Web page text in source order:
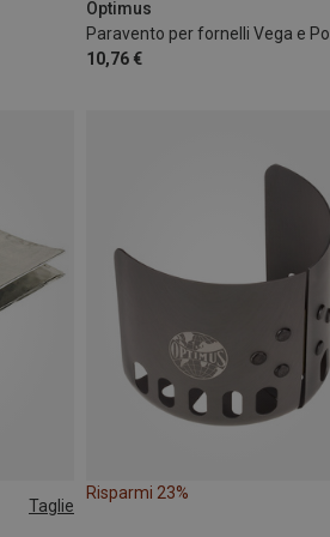
Optimus
10,76 €
Taglie
Risparmi 23%